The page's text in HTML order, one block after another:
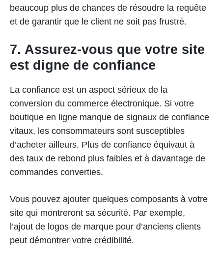
beaucoup plus de chances de résoudre la requête
et de garantir que le client ne soit pas frustré.
7. Assurez-vous que votre site
est digne de confiance
La confiance est un aspect sérieux de la
conversion du commerce électronique. Si votre
boutique en ligne manque de signaux de confiance
vitaux, les consommateurs sont susceptibles
d’acheter ailleurs. Plus de confiance équivaut à
des taux de rebond plus faibles et à davantage de
commandes converties.
Vous pouvez ajouter quelques composants à votre
site qui montreront sa sécurité. Par exemple,
l’ajout de logos de marque pour d’anciens clients
peut démontrer votre crédibilité.